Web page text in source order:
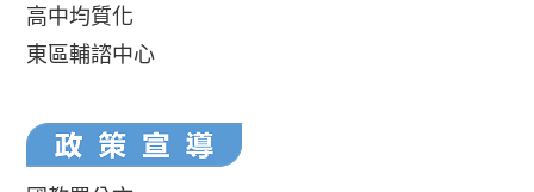
高中均質化
東區輔諮中心